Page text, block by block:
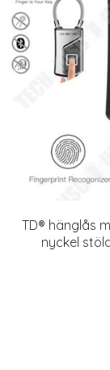
TD® hänglås
nyckel